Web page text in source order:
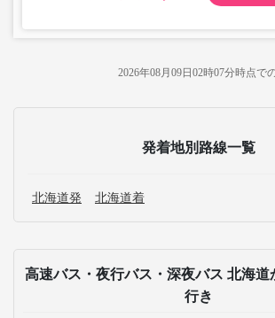
2026年08月09日02時07分時点で
発着地別路線一覧
北海道発 北海道着
高速バス・夜行バス・深夜バス 北海道
行き